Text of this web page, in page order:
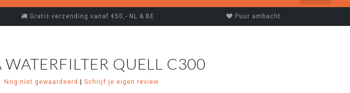
Gratis verzending vanaf €50,- NL & BE Puur ambacht
WATERFILTER QUELL C300
Nog niet gewaardeerd | Schrijf je eigen review